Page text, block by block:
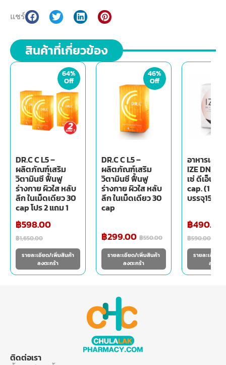
แชร์
สินค้าที่เกี่ยวข้อง
DR.C C L5 –
ผลิตภัณฑ์เสริม
วิตามินซี ฟื้นฟู
ร่างกาย ผิวใส หลับ
ลึก ในเม็ดเดียว 30
cap โปร 2 แถม 1
฿598.00
฿1,650.00
64%
Off
รายละเอียด/เพิ่มสินค้า
ลงตะกร้า
DR.C C L5 –
ผลิตภัณฑ์เสริม
วิตามินซี ฟื้นฟู
ร่างกาย ผิวใส หลับ
ลึก ในเม็ดเดียว 30
cap
฿299.00 ฿550.00
46%
Off
รายละเอียด/เพิ่มสินค้า
ลงตะกร้า
อาหารเส
IZE DNA
เซ่ ดีเอ็นเอ
cap. (1 กร
บรรจุ15 เม็
฿490.00
฿590.00
รายละเอียด/
ลงตะก
ติดต่อเรา